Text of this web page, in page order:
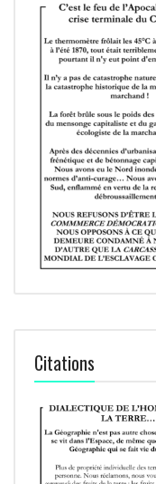
Citations